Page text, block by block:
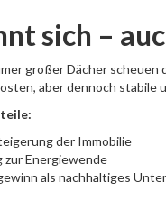
sich –
großer Dächer
aber dennoch stabile
der Immobilie
zur Energiewende
als nachhaltiges